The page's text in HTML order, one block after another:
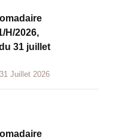
H/2026,
31 juillet
Juillet 2026